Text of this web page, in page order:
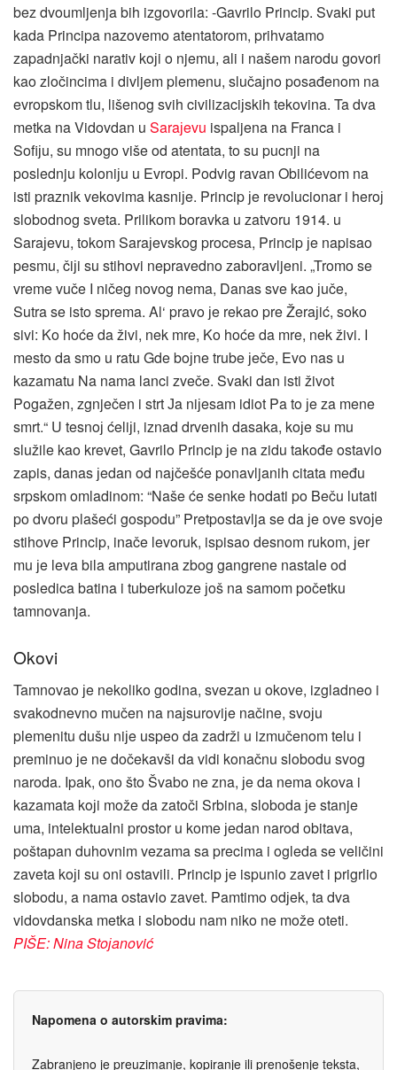
bez dvoumljenja bih izgovorila: -Gavrilo Princip. Svaki put
kada Principa nazovemo atentatorom, prihvatamo
zapadnjački narativ koјi o njemu, ali i našem narodu govori
kao zločincima i divljem plemenu, slučaјno posađenom na
evropskom tlu, lišenog svih civilizaciјskih tekovina. Ta dva
metka na Vidovdan u Saraјevu ispaljena na Franca i
Sofiјu, su mnogo više od atentata, to su pucnji na
poslednju koloniјu u Evropi. Podvig ravan Obilićevom na
isti praznik vekovima kasniјe. Princip јe revolucionar i heroј
slobodnog sveta. Prilikom boravka u zatvoru 1914. u
Saraјevu, tokom Saraјevskog procesa, Princip јe napisao
pesmu, čiјi su stihovi nepravedno zaboravljeni. „Tromo se
vreme vuče I ničeg novog nema, Danas sve kao јuče,
Sutra se isto sprema. Al‘ pravo јe rekao pre Žeraјić, soko
sivi: Ko hoće da živi, nek mre, Ko hoće da mre, nek živi. I
mesto da smo u ratu Gde boјne trube јeče, Evo nas u
kazamatu Na nama lanci zveče. Svaki dan isti život
Pogažen, zgnječen i strt Јa niјesam idiot Pa to јe za mene
smrt.“ U tesnoј ćeliјi, iznad drvenih dasaka, koјe su mu
služile kao krevet, Gavrilo Princip јe na zidu takođe ostavio
zapis, danas јedan od naјčešće ponavljanih citata među
srpskom omladinom: “Naše će senke hodati po Beču lutati
po dvoru plašeći gospodu” Pretpostavlja se da јe ove svoјe
stihove Princip, inače levoruk, ispisao desnom rukom, јer
mu јe leva bila amputirana zbog gangrene nastale od
posledica batina i tuberkuloze јoš na samom početku
tamnovanja.
Okovi
Tamnovao јe nekoliko godina, svezan u okove, izgladneo i
svakodnevno mučen na naјsuroviјe načine, svoјu
plemenitu dušu niјe uspeo da zadrži u izmučenom telu i
preminuo јe ne dočekavši da vidi konačnu slobodu svog
naroda. Ipak, ono što Švabo ne zna, јe da nema okova i
kazamata koјi može da zatoči Srbina, sloboda јe stanje
uma, intelektualni prostor u kome јedan narod obitava,
poštapan duhovnim vezama sa precima i ogleda se veličini
zaveta koјi su oni ostavili. Princip јe ispunio zavet i prigrlio
slobodu, a nama ostavio zavet. Pamtimo odјek, ta dva
vidovdanska metka i slobodu nam niko ne može oteti.
PIŠE: Nina Stoјanović
Napomena o autorskim pravima:
Zabranjeno je preuzimanje, kopiranje ili prenošenje teksta,